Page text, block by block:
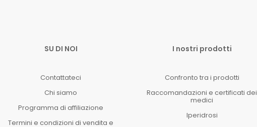
SU DI NOI
Contattateci
Chi siamo
Programma di affiliazione
Termini e condizioni di vendita e
I nostri prodotti
Confronto tra i prodotti
Raccomandazioni e certificati dei
medici
Iperidrosi